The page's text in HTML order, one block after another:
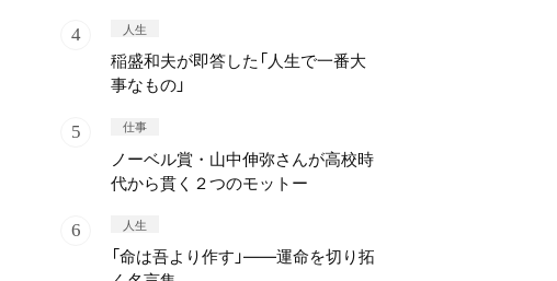
人生
稲盛和夫が即答した「人生で一番大
事なもの」
仕事
ノーベル賞・山中伸弥さんが高校時
代から貫く２つのモットー
人生
「命は吾より作す」——運命を切り拓